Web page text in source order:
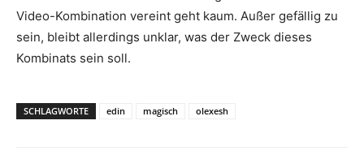
Video-Kombination vereint geht kaum. Außer gefällig zu
sein, bleibt allerdings unklar, was der Zweck dieses
Kombinats sein soll.
SCHLAGWORTE edin magisch olexesh